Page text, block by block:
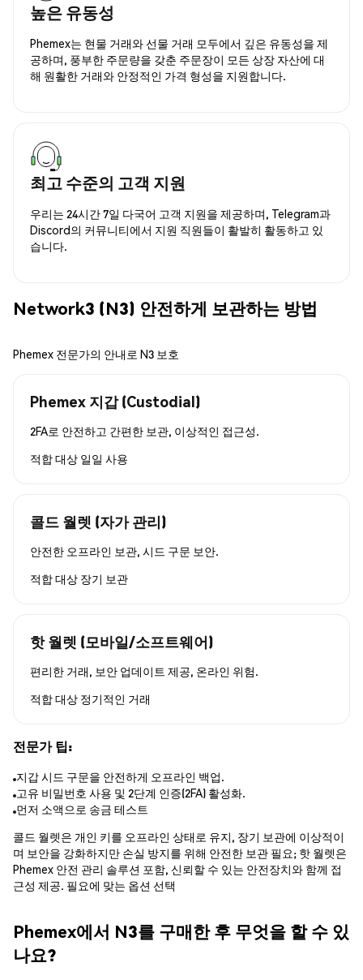
높은 유동성
Phemex는 현물 거래와 선물 거래 모두에서 깊은 유동성을 제
공하며, 풍부한 주문량을 갖춘 주문장이 모든 상장 자산에 대
해 원활한 거래와 안정적인 가격 형성을 지원합니다.
최고 수준의 고객 지원
우리는 24시간 7일 다국어 고객 지원을 제공하며, Telegram과
Discord의 커뮤니티에서 지원 직원들이 활발히 활동하고 있
습니다.
Network3 (N3) 안전하게 보관하는 방법
Phemex 전문가의 안내로 N3 보호
Phemex 지갑 (Custodial)
2FA로 안전하고 간편한 보관, 이상적인 접근성.
적합 대상 일일 사용
콜드 월렛 (자가 관리)
안전한 오프라인 보관, 시드 구문 보안.
적합 대상 장기 보관
핫 월렛 (모바일/소프트웨어)
편리한 거래, 보안 업데이트 제공, 온라인 위험.
적합 대상 정기적인 거래
전문가 팁:
지갑 시드 구문을 안전하게 오프라인 백업.
고유 비밀번호 사용 및 2단계 인증(2FA) 활성화.
먼저 소액으로 송금 테스트
콜드 월렛은 개인 키를 오프라인 상태로 유지, 장기 보관에 이상적이
며 보안을 강화하지만 손실 방지를 위해 안전한 보관 필요; 핫 월렛은
Phemex 안전 관리 솔루션 포함, 신뢰할 수 있는 안전장치와 함께 접
근성 제공. 필요에 맞는 옵션 선택
Phemex에서 N3를 구매한 후 무엇을 할 수 있
나요?